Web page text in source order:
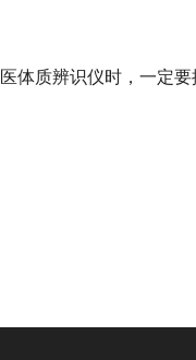
体质辨识仪时，一定